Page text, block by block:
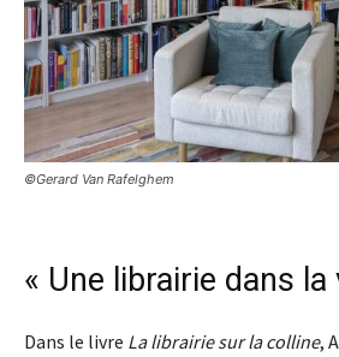
©Gerard Van Rafelghem
« Une librairie dans la
Dans le livre La librairie sur la colline,